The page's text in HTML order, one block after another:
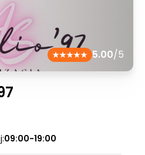
5.00/5
09:00-19:00